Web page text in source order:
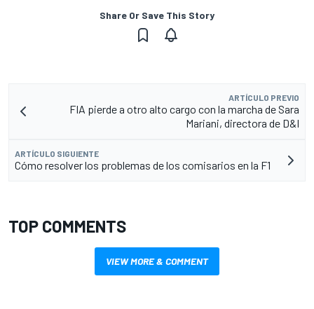
Share Or Save This Story
ARTÍCULO PREVIO
FIA pierde a otro alto cargo con la marcha de Sara
Mariani, directora de D&I
ARTÍCULO SIGUIENTE
Cómo resolver los problemas de los comisarios en la F1
TOP COMMENTS
VIEW MORE & COMMENT